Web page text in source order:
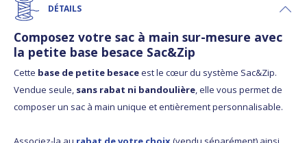
DÉTAILS
Composez votre sac à main sur-mesure avec
la petite base besace Sac&Zip
Cette base de petite besaceest le cœur du système Sac&Zip.
Vendue seule, sans rabat ni bandoulière, elle vous permet de
composer un sac à main unique et entièrement personnalisable.